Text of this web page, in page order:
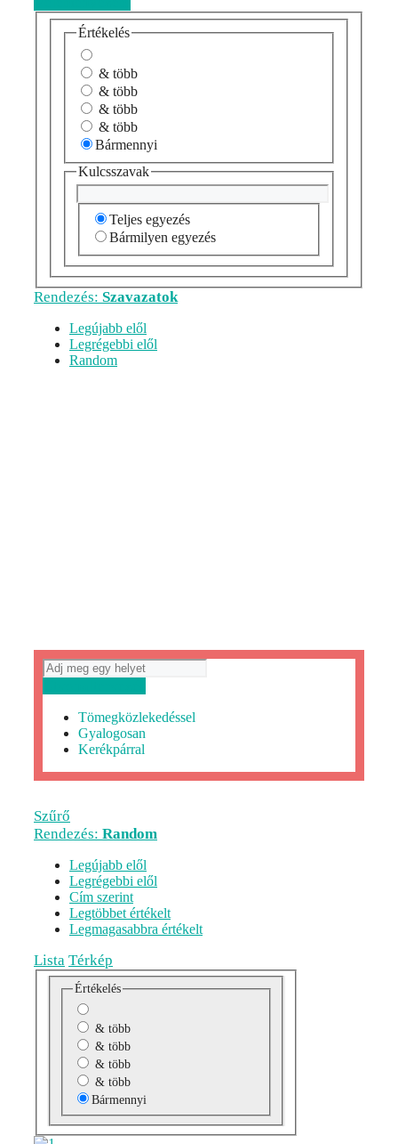
Értékelés
& több
& több
& több
& több
Bármennyi
Kulcsszavak
Teljes egyezés
Bármilyen egyezés
Rendezés: Szavazatok
Legújabb elől
Legrégebbi elől
Random
Tömegközlekedéssel
Gyalogosan
Kerékpárral
Szűrő
Rendezés: Random
Legújabb elől
Legrégebbi elől
Cím szerint
Legtöbbet értékelt
Legmagasabbra értékelt
Lista Térkép
Értékelés
& több
& több
& több
& több
Bármennyi